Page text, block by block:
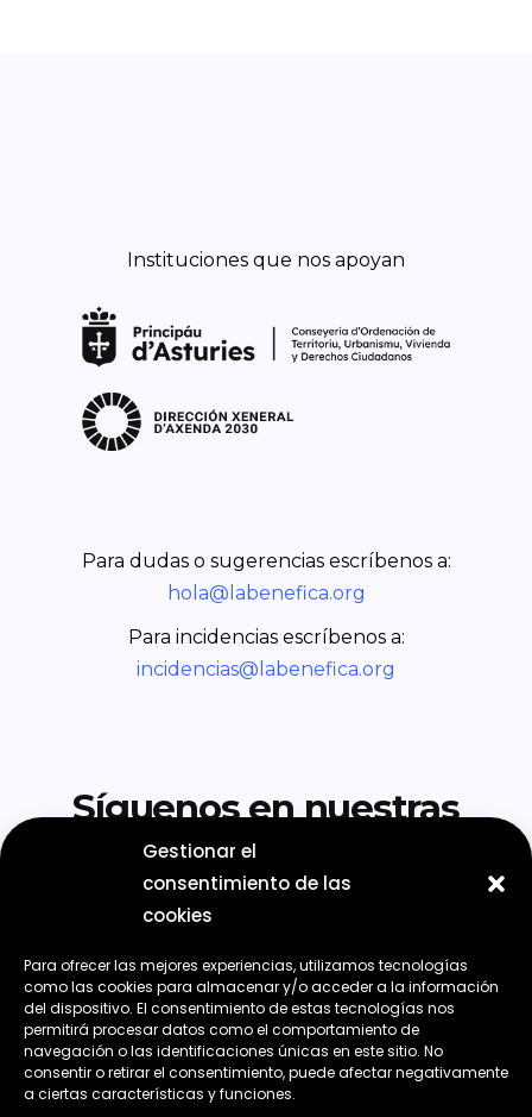
Gestionar el
consentimiento de las
cookies
Para ofrecer las mejores experiencias, utilizamos tecnologías
como las cookies para almacenar y/o acceder a la información
del dispositivo. El consentimiento de estas tecnologías nos
permitirá procesar datos como el comportamiento de
navegación o las identificaciones únicas en este sitio. No
consentir o retirar el consentimiento, puede afectar negativamente
a ciertas características y funciones.
Para dudas o sugerencias escríbenos a:
hola@labenefica.org
Para incidencias escríbenos a:
incidencias@labenefica.org
Instituciones que nos apoyan
Síguenos en nuestras
redes sociales